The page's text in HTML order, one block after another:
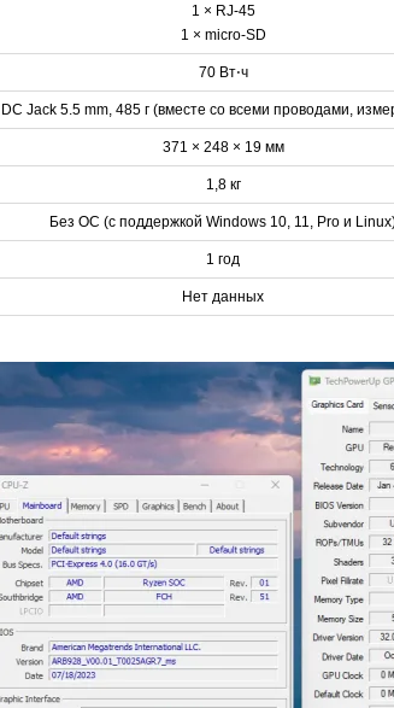
1 × RJ-45
1 × micro-SD
70 Вт⋅ч
Jack 5.5 mm, 485 г (вместе со всеми проводами,
371 × 248 × 19 мм
1,8 кг
Без ОС (с поддержкой Windows 10, 11, Pro и
1 год
Нет данных